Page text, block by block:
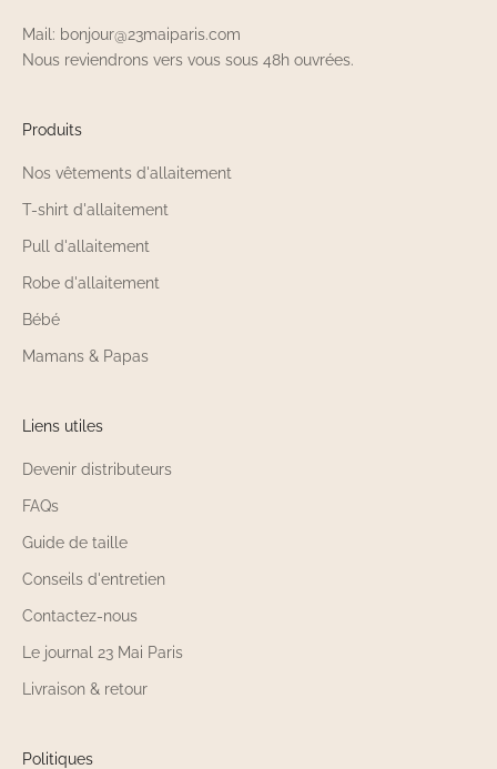
Mail: bonjour@23maiparis.com
Nous reviendrons vers vous sous 48h ouvrées.
Produits
Nos vêtements d'allaitement
T-shirt d'allaitement
Pull d'allaitement
Robe d'allaitement
Bébé
Mamans & Papas
Liens utiles
Devenir distributeurs
FAQs
Guide de taille
Conseils d'entretien
Contactez-nous
Le journal 23 Mai Paris
Livraison & retour
Politiques